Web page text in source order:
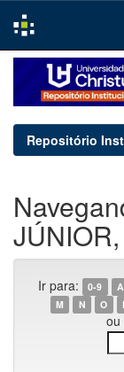
navigation
Repositório
Ir para: 0-9 A
M
N O
ou